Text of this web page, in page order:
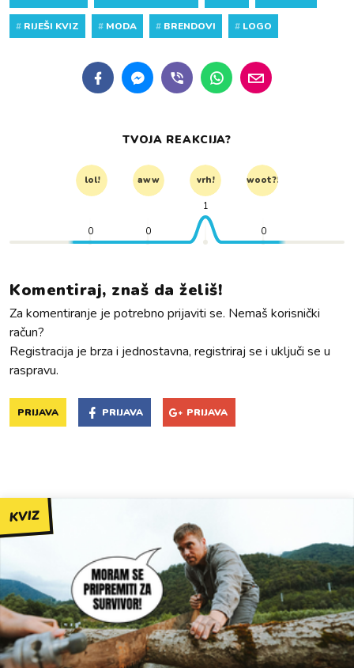
# RIJEŠI KVIZ # MODA # BRENDOVI # LOGO
TVOJA REAKCIJA?
lol! aww vrh! woot?!
0 0
1
0
Komentiraj, znaš da želiš!
Za komentiranje je potrebno prijaviti se. Nemaš korisnički
račun?
Registracija je brza i jednostavna, registriraj se i uključi se u
raspravu.
PRIJAVA PRIJAVA PRIJAVA
KVIZ